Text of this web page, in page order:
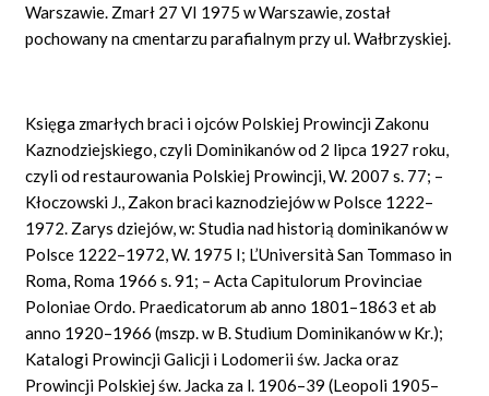
Warszawie. Zmarł 27 VI 1975 w Warszawie, został
pochowany na cmentarzu parafialnym przy ul. Wałbrzyskiej.
Księga zmarłych braci i ojców Polskiej Prowincji Zakonu
Kaznodziejskiego, czyli Dominikanów od 2 lipca 1927 roku,
czyli od restaurowania Polskiej Prowincji, W. 2007 s. 77; –
Kłoczowski J., Zakon braci kaznodziejów w Polsce 1222–
1972. Zarys dziejów, w: Studia nad historią dominikanów w
Polsce 1222–1972, W. 1975 I; L’Università San Tommaso in
Roma, Roma 1966 s. 91; – Acta Capitulorum Provinciae
Poloniae Ordo. Praedicatorum ab anno 1801–1863 et ab
anno 1920–1966 (mszp. w B. Studium Dominikanów w Kr.);
Katalogi Prowincji Galicji i Lodomerii św. Jacka oraz
Prowincji Polskiej św. Jacka za l. 1906–39 (Leopoli 1905–